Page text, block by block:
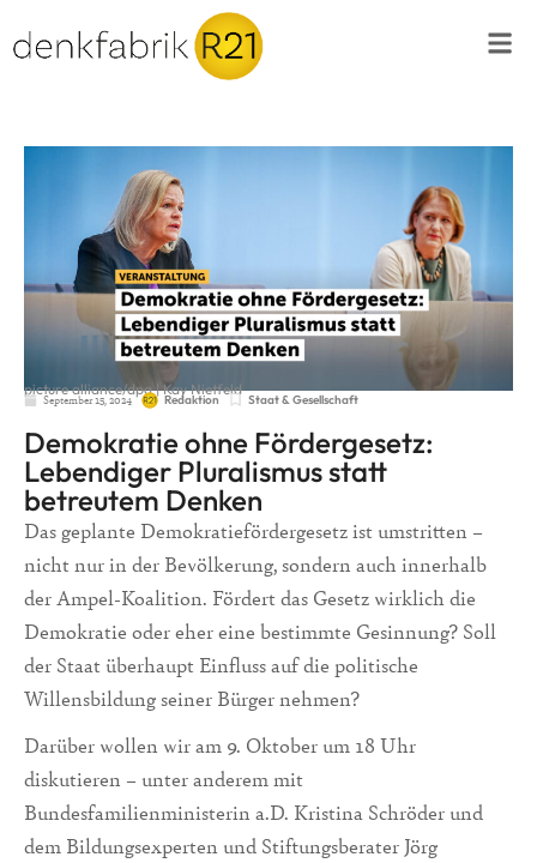
picture alliance/dpa | Kay Nietfeld
September 15, 2024 Redaktion Staat & Gesellschaft
Demokratie ohne Fördergesetz:
Lebendiger Pluralismus statt
betreutem Denken
Das geplante Demokratiefördergesetz ist umstritten –
nicht nur in der Bevölkerung, sondern auch innerhalb
der Ampel-Koalition. Fördert das Gesetz wirklich die
Demokratie oder eher eine bestimmte Gesinnung? Soll
der Staat überhaupt Einfluss auf die politische
Willensbildung seiner Bürger nehmen?
Darüber wollen wir am 9. Oktober um 18 Uhr
diskutieren – unter anderem mit
Bundesfamilienministerin a.D. Kristina Schröder und
dem Bildungsexperten und Stiftungsberater Jörg